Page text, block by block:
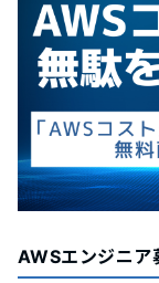
AWSエンジニア